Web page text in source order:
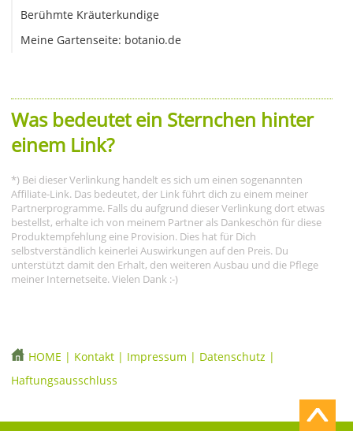
Berühmte Kräuterkundige
Meine Gartenseite: botanio.de
Was bedeutet ein Sternchen hinter
einem Link?
*) Bei dieser Verlinkung handelt es sich um einen sogenannten
Affiliate-Link. Das bedeutet, der Link führt dich zu einem meiner
Partnerprogramme. Falls du aufgrund dieser Verlinkung dort etwas
bestellst, erhalte ich von meinem Partner als Dankeschön für diese
Produktempfehlung eine Provision. Dies hat für Dich
selbstverständlich keinerlei Auswirkungen auf den Preis. Du
unterstützt damit den Erhalt, den weiteren Ausbau und die Pflege
meiner Internetseite. Vielen Dank :-)
HOME | Kontakt | Impressum | Datenschutz |
Haftungsausschluss